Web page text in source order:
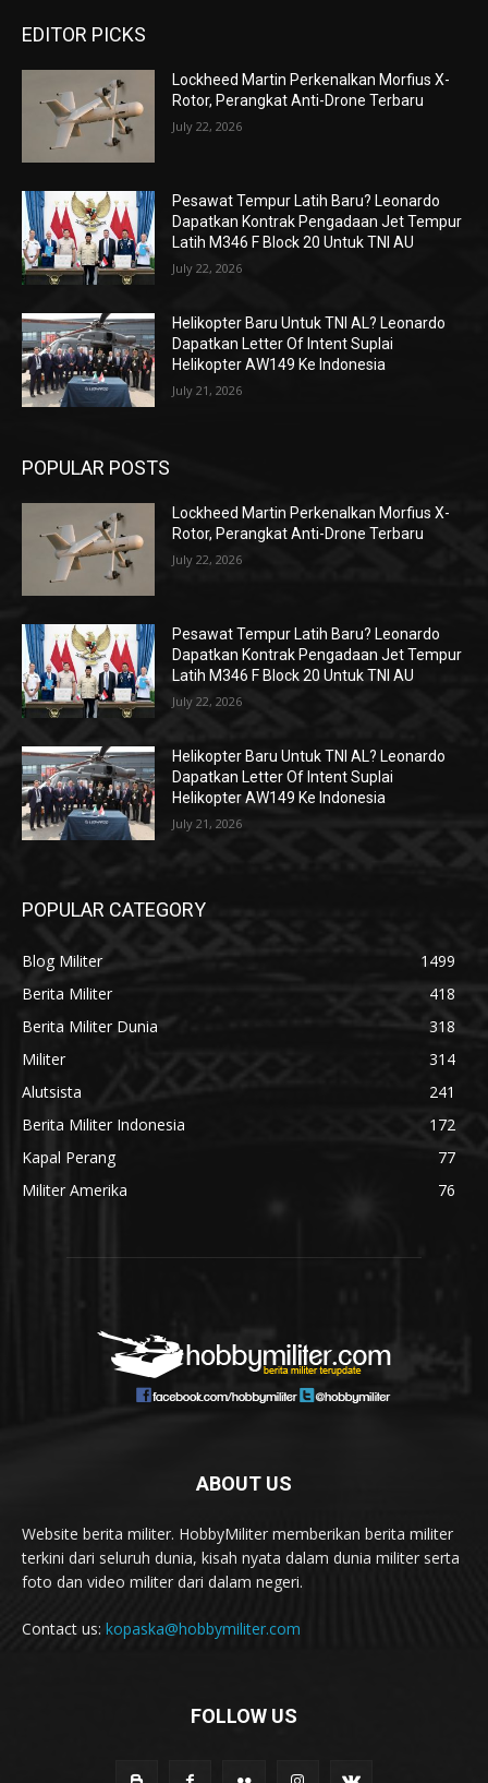
EDITOR PICKS
Lockheed Martin Perkenalkan Morfius X-
Rotor, Perangkat Anti-Drone Terbaru
July 22, 2026
Pesawat Tempur Latih Baru? Leonardo
Dapatkan Kontrak Pengadaan Jet Tempur
Latih M346 F Block 20 Untuk TNI AU
July 22, 2026
Helikopter Baru Untuk TNI AL? Leonardo
Dapatkan Letter Of Intent Suplai
Helikopter AW149 Ke Indonesia
July 21, 2026
POPULAR POSTS
Lockheed Martin Perkenalkan Morfius X-
Rotor, Perangkat Anti-Drone Terbaru
July 22, 2026
Pesawat Tempur Latih Baru? Leonardo
Dapatkan Kontrak Pengadaan Jet Tempur
Latih M346 F Block 20 Untuk TNI AU
July 22, 2026
Helikopter Baru Untuk TNI AL? Leonardo
Dapatkan Letter Of Intent Suplai
Helikopter AW149 Ke Indonesia
July 21, 2026
POPULAR CATEGORY
Blog Militer
1499
Berita Militer
418
Berita Militer Dunia
318
Militer
314
Alutsista
241
Berita Militer Indonesia
172
Kapal Perang
77
Militer Amerika
76
ABOUT US
Website berita militer. HobbyMiliter memberikan berita militer
terkini dari seluruh dunia, kisah nyata dalam dunia militer serta
foto dan video militer dari dalam negeri.
Contact us: kopaska@hobbymiliter.com
FOLLOW US